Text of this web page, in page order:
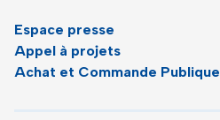
Espace presse
Appel à projets
Achat et Commande Publique